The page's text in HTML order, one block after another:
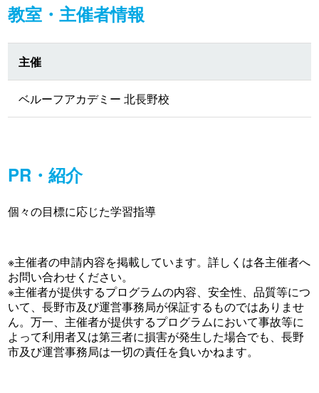
教室・主催者情報
主催
ベルーフアカデミー 北長野校
PR・紹介
個々の目標に応じた学習指導
※主催者の申請内容を掲載しています。詳しくは各主催者へ
お問い合わせください。
※主催者が提供するプログラムの内容、安全性、品質等につ
いて、長野市及び運営事務局が保証するものではありませ
ん。万一、主催者が提供するプログラムにおいて事故等に
よって利用者又は第三者に損害が発生した場合でも、長野
市及び運営事務局は一切の責任を負いかねます。